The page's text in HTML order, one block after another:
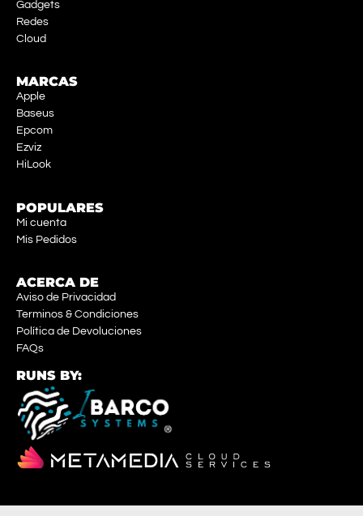
Gadgets
Redes
Cloud
MARCAS
Apple
Baseus
Epcom
Ezviz
HiLook
POPULARES
Mi cuenta
Mis Pedidos
ACERCA DE
Aviso de Privacidad
Terminos & Condiciones
Política de Devoluciones
FAQs
RUNS BY: